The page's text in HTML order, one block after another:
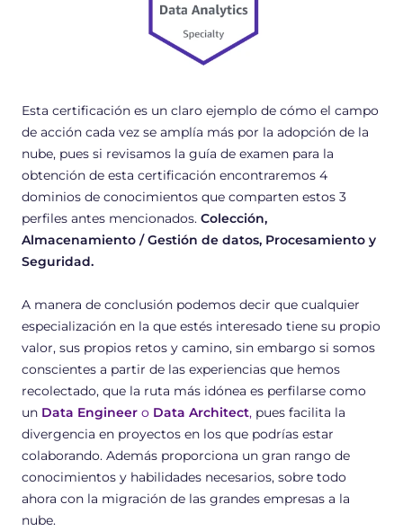
Esta certificación es un claro ejemplo de cómo el campo
de acción cada vez se amplía más por la adopción de la
nube, pues si revisamos la guía de examen para la
obtención de esta certificación encontraremos 4
dominios de conocimientos que comparten estos 3
perfiles antes mencionados. Colección,
Almacenamiento / Gestión de datos, Procesamiento y
Seguridad.
A manera de conclusión podemos decir que cualquier
especialización en la que estés interesado tiene su propio
valor, sus propios retos y camino, sin embargo si somos
conscientes a partir de las experiencias que hemos
recolectado, que la ruta más idónea es perfilarse como
un Data Engineer o Data Architect, pues facilita la
divergencia en proyectos en los que podrías estar
colaborando. Además proporciona un gran rango de
conocimientos y habilidades necesarios, sobre todo
ahora con la migración de las grandes empresas a la
nube.